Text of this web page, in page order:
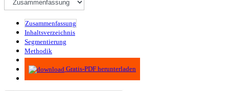
Zusammenfassung
Inhaltsverzeichnis
Segmentierung
Methodik
Infografiken
Gratis-PDF herunterladen